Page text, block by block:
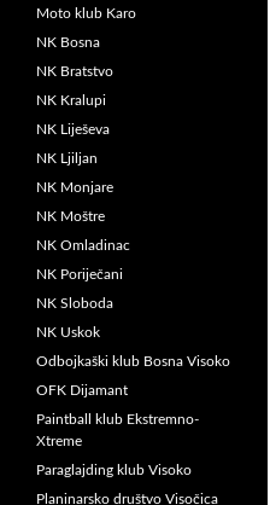
Moto klub Karo
NK Bosna
NK Bratstvo
NK Kralupi
NK Liješeva
NK Ljiljan
NK Monjare
NK Moštre
NK Omladinac
NK Poriječani
NK Sloboda
NK Uskok
Odbojkaški klub Bosna Visoko
OFK Dijamant
Paintball klub Ekstremno-
Xtreme
Paraglajding klub Visoko
Planinarsko društvo Visočica